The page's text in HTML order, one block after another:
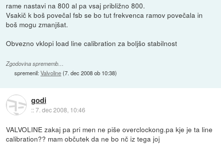
rame nastavi na 800 al pa vsaj približno 800.
Vsakič k boš povečal fsb se bo tut frekvenca ramov povečala in
boš mogu zmanjšat.
Obvezno vklopi load line calibration za boljšo stabilnost
Zgodovina sprememb…
spremenil:Valvoline(7. dec 2008 ob 10:38)
godi
::7. dec 2008, 10:46
VALVOLINE zakaj pa pri men ne piše overclockong.pa kje je ta line
calibration?? mam občutek da ne bo nč iz tega joj